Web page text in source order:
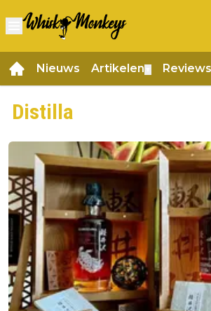
Nieuws Artikelen Reviews
Distilla